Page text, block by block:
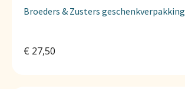
Broeders & Zusters geschenkverpakking
€ 27,50